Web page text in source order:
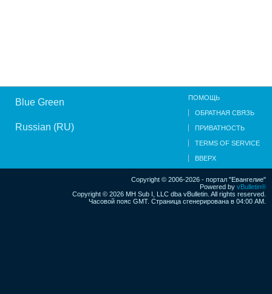
Blue Green
Russian (RU)
ПОМОЩЬ
ОБРАТНАЯ СВЯЗЬ
ПРИВАТНОСТЬ
TERMS OF SERVICE
ВВЕРХ
Copyright © 2006-2026 - портал "Евангелие"
Powered by vBulletin®
Copyright © 2026 MH Sub I, LLC dba vBulletin. All rights reserved.
Часовой пояс GMT. Страница сгенерирована в 04:00 AM.